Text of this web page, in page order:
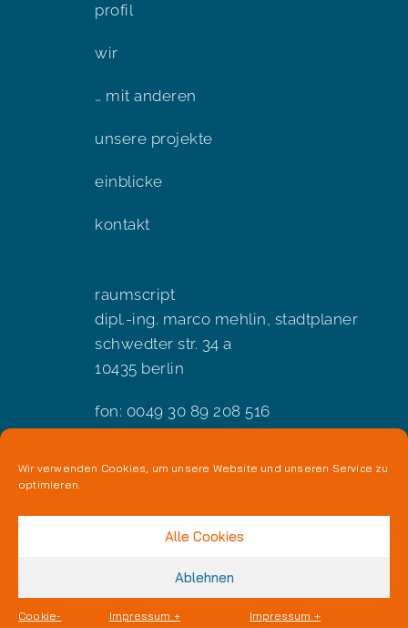
Wir verwenden Cookies, um unsere Website und unseren Service zu
optimieren.
Alle Cookies
Ablehnen
Cookie-
Impressum +
Impressum +
profil
wir
… mit anderen
unsere projekte
einblicke
kontakt
raumscript
dipl.-ing. marco mehlin, stadtplaner
schwedter str. 34 a
10435 berlin
fon: 0049 30 89 208 516